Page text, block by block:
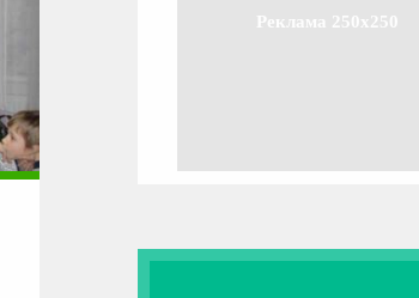
Реклама 250x250